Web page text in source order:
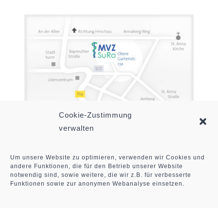
Cookie-Zustimmung
verwalten
Um unsere Website zu optimieren, verwenden wir Cookies und
andere Funktionen, die für den Betrieb unserer Website
notwendig sind, sowie weitere, die wir z.B. für verbesserte
Funktionen sowie zur anonymen Webanalyse einsetzen.
© Copyright 2012 - 2026 by MVZ
Sulzbach-Rosenberg GmbH | All Rights